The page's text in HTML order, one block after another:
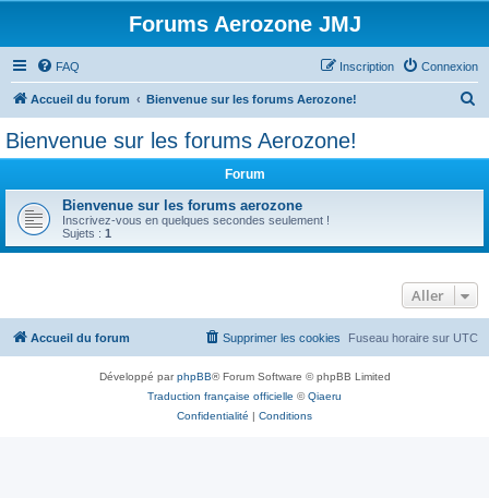
Forums Aerozone JMJ
FAQ Connexion
Inscription
Accueil du forum Bienvenue sur les forums Aerozone!
c
e
Bienvenue sur les forums Aerozone!
Forum
Bienvenue sur les forums aerozone
Inscrivez-vous en quelques secondes seulement !
Sujets : 1
Aller
Accueil du forum Fuseau horaire sur UTC
Supprimer les cookies
Développé parphpBB® Forum Software © phpBB Limited
Traduction française officielle ©Qiaeru
Confidentialité | Conditions